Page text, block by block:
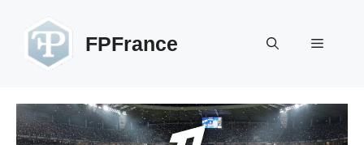
contenu
FPFrance Menu